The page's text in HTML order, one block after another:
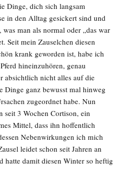
Dinge, dich sich langsam
in den Alltag gesickert sind und
man als normal oder „das war
Seit mein Zauselchen diesen
krank geworden ist, habe ich
hineinzuhören, genau
absichtlich nicht alles auf die
Dinge ganz bewusst mal hinweg
zugeordnet habe. Nun
seit 3 Wochen Cortison, ein
Mittel, dass ihn hoffentlich
Nebenwirkungen ich mich
leidet schon seit Jahren an
hatte damit diesen Winter so heftig